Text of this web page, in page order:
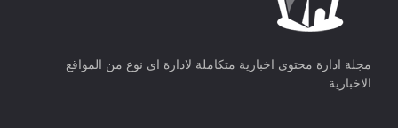
مجلة ادارة محتوى اخبارية متكاملة لادارة اى نوع من المواقع
الاخبارية